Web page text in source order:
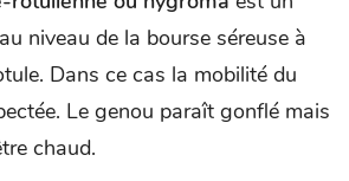
niveau de la bourse séreuse à
Dans ce cas la mobilité du
Le genou paraît gonflé mais
chaud.